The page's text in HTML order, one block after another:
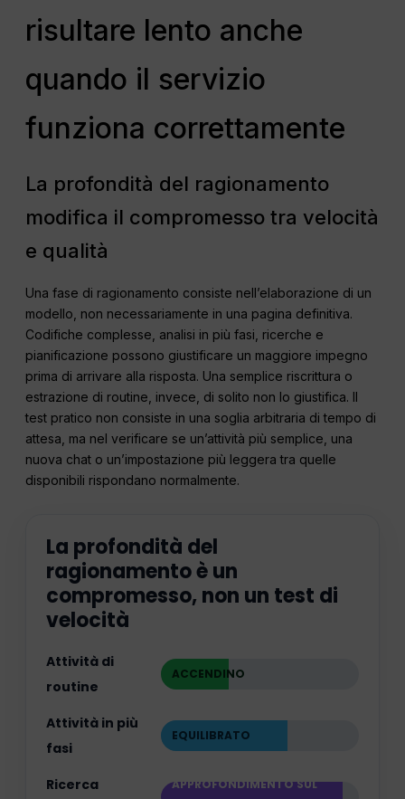
risultare lento anche
quando il servizio
funziona correttamente
La profondità del ragionamento
modifica il compromesso tra velocità
e qualità
Una fase di ragionamento consiste nell’elaborazione di un
modello, non necessariamente in una pagina definitiva.
Codifiche complesse, analisi in più fasi, ricerche e
pianificazione possono giustificare un maggiore impegno
prima di arrivare alla risposta. Una semplice riscrittura o
estrazione di routine, invece, di solito non lo giustifica. Il
test pratico non consiste in una soglia arbitraria di tempo di
attesa, ma nel verificare se un’attività più semplice, una
nuova chat o un’impostazione più leggera tra quelle
disponibili rispondano normalmente.
La profondità del
ragionamento è un
compromesso, non un test di
velocità
Attività di
routine
ACCENDINO
Attività in più
fasi
EQUILIBRATO
Ricerca
APPROFONDIMENTO SUL